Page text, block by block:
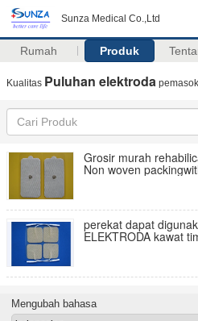
Sunza Medical Co.,Ltd
Rumah Produk
Kualitas Puluhan elektroda
Grosir murah
Non woven
perekat dapat
ELEKTRODA kawat
Mengubah bahasa